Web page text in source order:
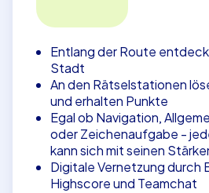
Entlang der Route
Stadt
An den Rätselstationen
und erhalten Punkte
Egal ob Navigation,
oder Zeichenaufgabe -
kann sich mit seinen
Digitale Vernetzung durch
Highscore und Teamchat